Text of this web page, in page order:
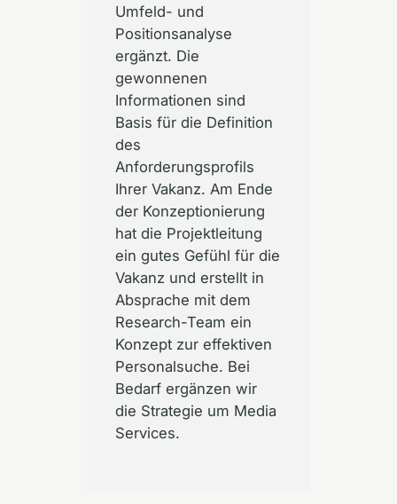
Umfeld- und
Positionsanalyse
ergänzt. Die
gewonnenen
Informationen sind
Basis für die Definition
des
Anforderungsprofils
Ihrer Vakanz. Am Ende
der Konzeptionierung
hat die Projektleitung
ein gutes Gefühl für die
Vakanz und erstellt in
Absprache mit dem
Research-Team ein
Konzept zur effektiven
Personalsuche. Bei
Bedarf ergänzen wir
die Strategie um Media
Services.